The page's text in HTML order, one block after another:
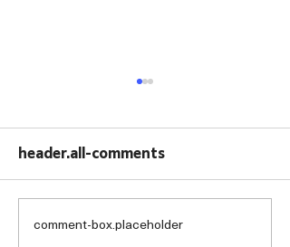
【上訴得直】黎應揚未盡
header.all-comments
comment-box.placeholder